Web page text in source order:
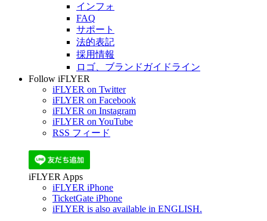
インフォ
FAQ
サポート
法的表記
採用情報
ロゴ、ブランドガイドライン
Follow iFLYER
iFLYER on Twitter
iFLYER on Facebook
iFLYER on Instagram
iFLYER on YouTube
RSS フィード
iFLYER Apps
iFLYER iPhone
TicketGate iPhone
iFLYER is also available in ENGLISH.